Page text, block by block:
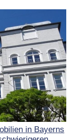
in Bayerns